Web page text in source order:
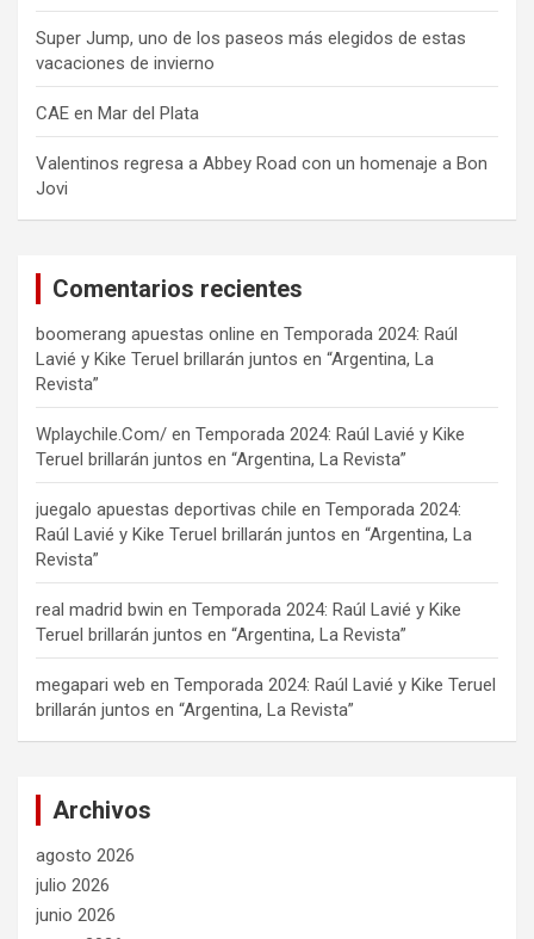
Super Jump, uno de los paseos más elegidos de estas
vacaciones de invierno
CAE en Mar del Plata
Valentinos regresa a Abbey Road con un homenaje a Bon
Jovi
Comentarios recientes
boomerang apuestas online en Temporada 2024: Raúl
Lavié y Kike Teruel brillarán juntos en “Argentina, La
Revista”
Wplaychile.Com/ en Temporada 2024: Raúl Lavié y Kike
Teruel brillarán juntos en “Argentina, La Revista”
juegalo apuestas deportivas chile en Temporada 2024:
Raúl Lavié y Kike Teruel brillarán juntos en “Argentina, La
Revista”
real madrid bwin en Temporada 2024: Raúl Lavié y Kike
Teruel brillarán juntos en “Argentina, La Revista”
megapari web en Temporada 2024: Raúl Lavié y Kike Teruel
brillarán juntos en “Argentina, La Revista”
Archivos
agosto 2026
julio 2026
junio 2026